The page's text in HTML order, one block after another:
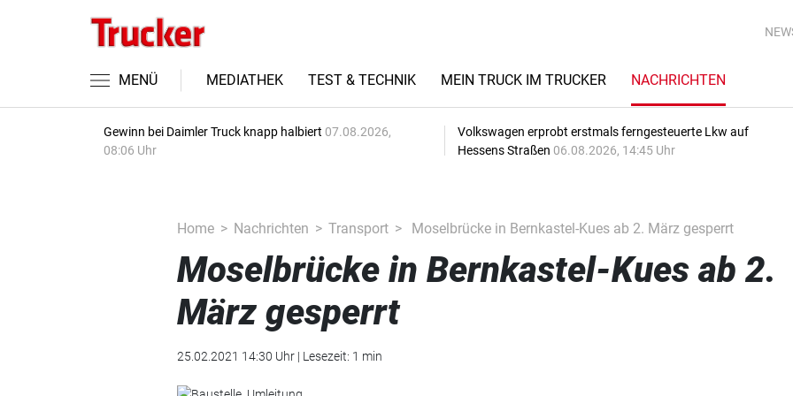
MENÜ MEDIATHEK TEST & TECHNIK MEIN TRUCK IM TRUCKER NACHRICHTEN
Gewinn bei Daimler Truck knapp halbiert 07.08.2026,
08:06 Uhr
Volkswagen erprobt erstmals ferngesteuerte Lkw auf
Hessens Straßen 06.08.2026, 14:45 Uhr
Home Nachrichten Transport Moselbrücke in Bernkastel-Kues ab 2. März gesperrt
Moselbrücke in Bernkastel-Kues ab 2.
März gesperrt
25.02.2021 14:30 Uhr | Lesezeit: 1 min